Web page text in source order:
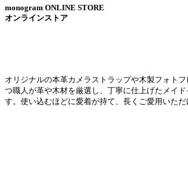
monogram ONLINE STORE
オンラインストア
オリジナルの本革カメラストラップや木製フォト
つ職人が革や木材を厳選し、丁寧に仕上げたメイ
す。使い込むほどに愛着が持て、長くご愛用いただ